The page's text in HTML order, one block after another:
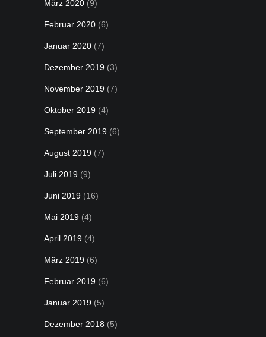
März 2020 (9)
Februar 2020 (6)
Januar 2020 (7)
Dezember 2019 (3)
November 2019 (7)
Oktober 2019 (4)
September 2019 (6)
August 2019 (7)
Juli 2019 (9)
Juni 2019 (16)
Mai 2019 (4)
April 2019 (4)
März 2019 (6)
Februar 2019 (6)
Januar 2019 (5)
Dezember 2018 (5)